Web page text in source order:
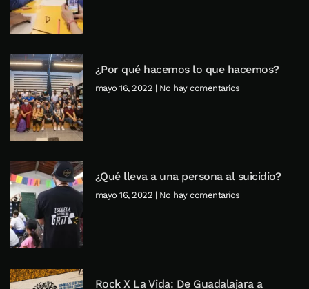
¿Por qué hacemos lo que hacemos?
mayo 16, 2022 No hay comentarios
¿Qué lleva a una persona al suicidio?
mayo 16, 2022 No hay comentarios
Rock X La Vida: De Guadalajara a